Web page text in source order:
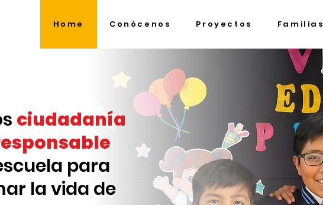
Home Conócenos Proyectos Familias
ciudadanía
para
la vida de